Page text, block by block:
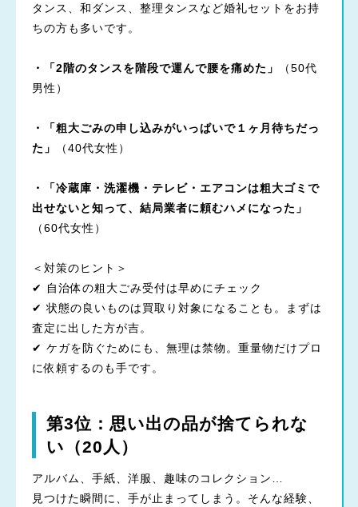
タンス、和ダンス、整理タンスなど婚礼セットをお持
ちの方も多いです。
・「2階のタンスを階段で運んで腰を痛めた」
（50代
男性）
・「粗大ごみの申し込みがいっぱいで１ヶ月待ちだっ
た」
（40代女性）
・「冷蔵庫・洗濯機・テレビ・エアコンは粗大ゴミで
出せないと知って、結局業者に頼むハメになった」
（60代女性）
＜対策のヒント＞
✔ 自治体の粗大ごみ受付は早めにチェック
✔ 状態の良いものは買取り対象になることも。まずは
査定に出した方が吉。
✔ ケガを防ぐためにも、無理は禁物。重量物だけプロ
に依頼するのも手です。
第3位：思い出の品が捨てられな
い（20人）
アルバム、手紙、洋服、趣味のコレクション…
見つけた瞬間に、手が止まってしまう。そんな経験、